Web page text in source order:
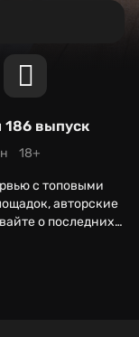
18+
186 выпуск
с топовыми
авторские
о последних